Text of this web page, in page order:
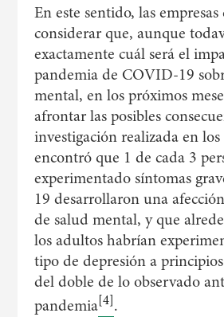
En este sentido, las
considerar que, aunque
exactamente cuál será el
pandemia de COVID-19
mental, en los próximos
afrontar las posibles
investigación realizada en
encontró que 1 de cada 3
experimentado síntomas
19 desarrollaron una
de salud mental, y que
los adultos habrían
tipo de depresión a
del doble de lo observado
pandemia[4].